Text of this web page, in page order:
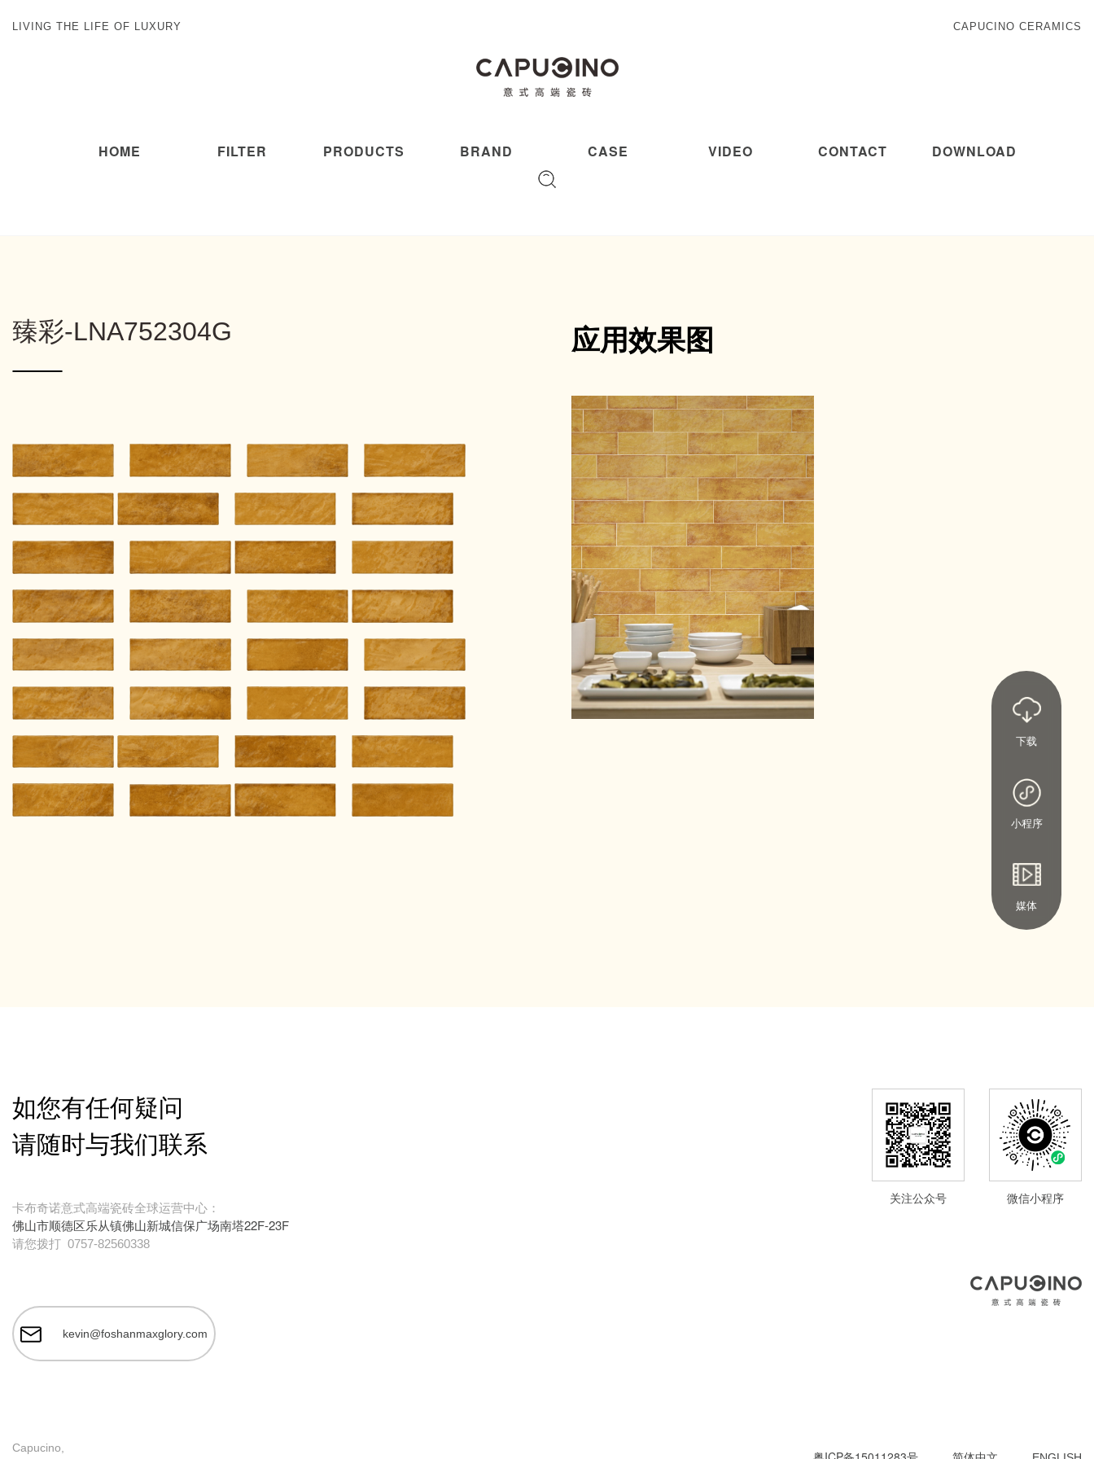
LIVING THE LIFE OF LUXURY CAPUCINO CERAMICS
HOME FILTER PRODUCTS BRAND CASE VIDEO CONTACT DOWNLOAD
臻彩-LNA752304G 应用效果图
如您有任何疑问
请随时与我们联系
卡布奇诺意式高端瓷砖全球运营中心：
佛山市顺德区乐从镇佛山新城信保广场南塔22F-23F
请您拨打 0757-82560338
kevin@foshanmaxglory.com
关注公众号 微信小程序
Capucino,
下载
小程序
媒体